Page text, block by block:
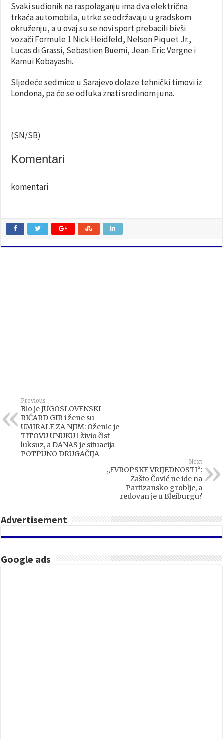
Svaki sudionik na raspolaganju ima dva električna
trkaća automobila, utrke se održavaju u gradskom
okruženju, a u ovaj su se novi sport prebacili bivši
vozači Formule 1 Nick Heidfeld, Nelson Piquet Jr.,
Lucas di Grassi, Sebastien Buemi, Jean-Eric Vergne i
Kamui Kobayashi.
Sljedeće sedmice u Sarajevo dolaze tehnički timovi iz
Londona, pa će se odluka znati sredinom juna.
(SN/SB)
Komentari
komentari
Previous
Bio je JUGOSLOVENSKI
RIČARD GIR i žene su
UMIRALE ZA NJIM: Oženio je
TITOVU UNUKU i živio čist
luksuz, a DANAS je situacija
POTPUNO DRUGAČIJA
Next
„EVROPSKE VRIJEDNOSTI“:
Zašto Čović ne ide na
Partizansko groblje, a
redovan je u Bleiburgu?
Advertisement
Google ads